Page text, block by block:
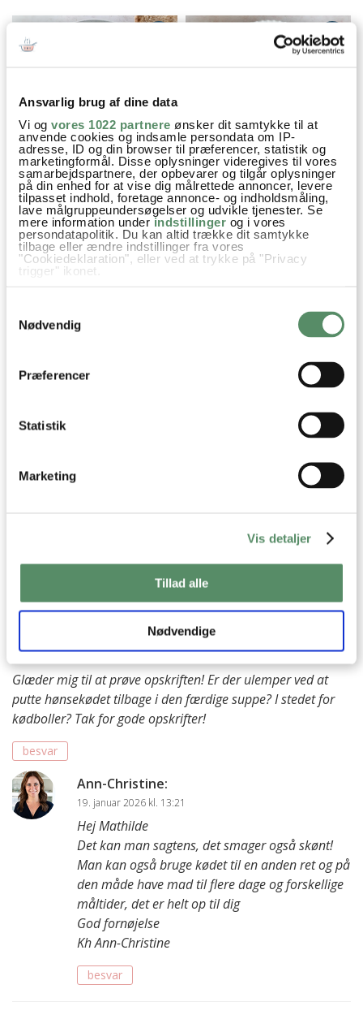
Ansvarlig brug af dine data
Vi og vores 1022 partnere ønsker dit samtykke til at
anvende cookies og indsamle persondata om IP-
adresse, ID og din browser til præferencer, statistik og
marketingformål. Disse oplysninger videregives til vores
samarbejdspartnere, der opbevarer og tilgår oplysninger
på din enhed for at vise dig målrettede annoncer, levere
tilpasset indhold, foretage annonce- og indholdsmåling,
lave målgruppeundersøgelser og udvikle tjenester. Se
mere information underindstillinger og i vores
persondatapolitik. Du kan altid trække dit samtykke
tilbage eller ændre indstillinger fra vores
"Cookiedeklaration", eller ved at trykke på "Privacy
trigger" ikonet.
Indsamle præcise oplysninger om din placering,
der kan være nøjagtig inden for få meter
Identificere din enhed baseret på en scanning af
Nødvendig
Præferencer
Statistik
Marketing
Vis detaljer
Tillad alle
Nødvendige
CHAMPIGNONSUPPE
KYLLING PASTASUPPE MED
GRØNTSAGER
Aftensmad Bålmad Efterår Mormormad
Pastinak
Bouillon
SPØRGSMÅL TIL OPSKRIFTEN?
hilsen, så kan du skrive til mig i kommentarfeltet herunder.
Du kan måske finde svaret på dit spørgsmål i kommentarfeltet,
66 KOMMENTARER
19. januar 2026 kl. 09:32
Glæder mig til at prøve opskriften! Er der ulemper ved at
putte hønsekødet tilbage i den færdige suppe? I stedet for
kødboller? Tak for gode opskrifter!
besvar
Ann-Christine:
19. januar 2026 kl. 13:21
Hej Mathilde
Det kan man sagtens, det smager også skønt!
Man kan også bruge kødet til en anden ret og på
den måde have mad til flere dage og forskellige
måltider, det er helt op til dig
God fornøjelse
Kh Ann-Christine
besvar